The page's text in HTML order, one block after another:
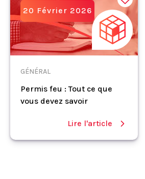
20 Février 2026
GÉNÉRAL
Permis feu : Tout ce que
vous devez savoir
Lire l'article